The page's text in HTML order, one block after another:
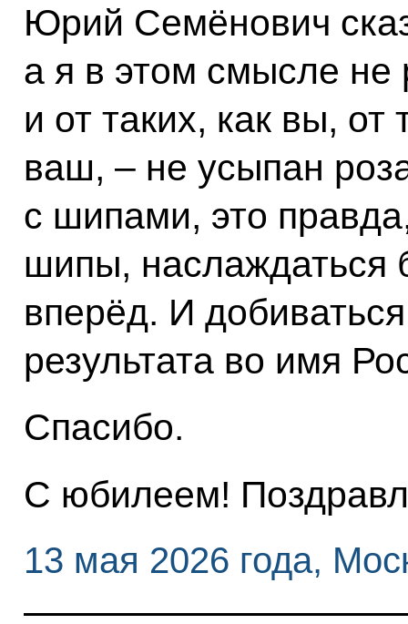
Юрий Семёнович
а я в этом смысле не
и от таких, как вы, от
ваш, – не усыпан
с шипами, это
шипы, наслаждаться
вперёд. И
результата во имя
Спасибо.
С юбилеем!
13 мая 2026 года,